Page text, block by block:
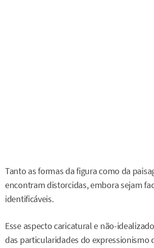
Tanto as formas da figura como da
encontram distorcidas, embora sejam
identificáveis.
Esse aspecto caricatural e não-
das particularidades do expressionismo